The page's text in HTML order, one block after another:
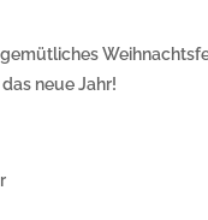
neue Jahr!